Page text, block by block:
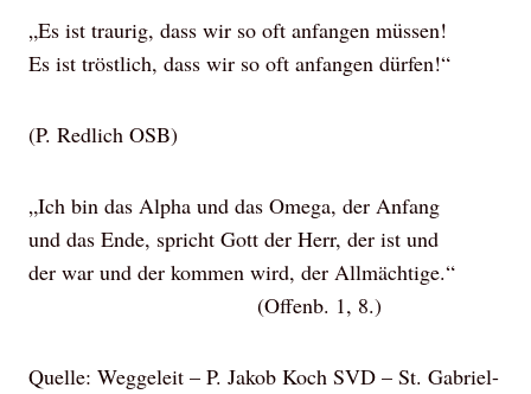
„Es ist traurig, dass wir so oft anfangen müssen!
Es ist tröstlich, dass wir so oft anfangen dürfen!“
(P. Redlich OSB)
„Ich bin das Alpha und das Omega, der Anfang
und das Ende, spricht Gott der Herr, der ist und
der war und der kommen wird, der Allmächtige.“
(Offenb. 1, 8.)
Quelle: Weggeleit – P. Jakob Koch SVD – St. Gabriel-